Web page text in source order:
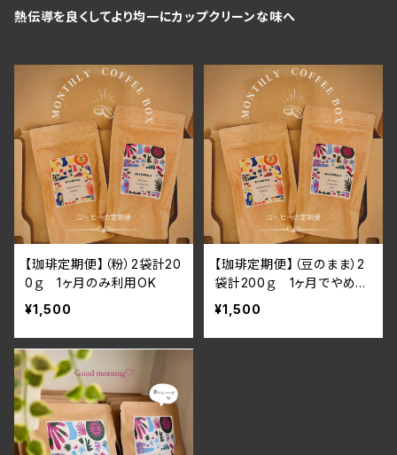
熱伝導を良くしてより均一にカップクリーンな味へ
【珈琲定期便】（粉）2袋計20
0ｇ 1ヶ月のみ利用OK
¥1,500
【珈琲定期便】（豆のまま）2
袋計200ｇ 1ヶ月でやめて
もOK
¥1,500